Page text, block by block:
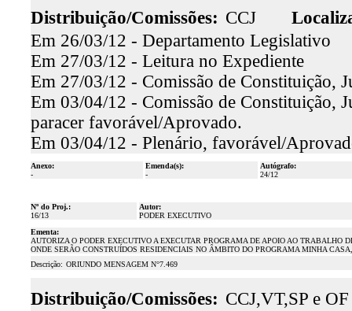
Distribuição/Comissões: CCJ
Em 26/03/12 - Departamento Legislativo
Em 27/03/12 - Leitura no Expediente
Em 27/03/12 - Comissão de Constituição,
Em 03/04/12 - Comissão de Constituição,
paracer favorável/Aprovado.
Em 03/04/12 - Plenário, favorável/
Anexo:
-
Emenda(s):
-
Autógrafo:
24/12
Nº do Proj.:
16/13
Autor:
PODER EXECUTIVO
Ementa:
AUTORIZA O PODER EXECUTIVO A EXECUTAR PROGRAMA DE APOIO AO TRABALHO
ONDE SERÃO CONSTRUÍDOS RESIDENCIAIS NO ÂMBITO DO PROGRAMA MINHA
Descrição: ORIUNDO MENSAGEM N°7.469
Distribuição/Comissões: CCJ,VT,SP e OF